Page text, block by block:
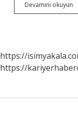
Devamını okuyun
https://
https://